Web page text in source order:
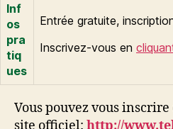
Inf
os
pra
tiq
ues
Entrée gratuite,
Inscrivez-vous en
Vous pouvez vous
site officiel: http://